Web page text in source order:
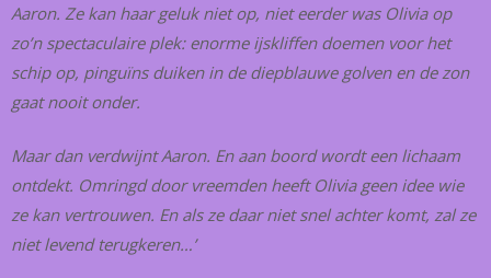
Aaron. Ze kan haar geluk niet op, niet eerder was Olivia op
zo’n spectaculaire plek: enorme ijskliffen doemen voor het
schip op, pinguïns duiken in de diepblauwe golven en de zon
gaat nooit onder.
Maar dan verdwijnt Aaron. En aan boord wordt een lichaam
ontdekt. Omringd door vreemden heeft Olivia geen idee wie
ze kan vertrouwen. En als ze daar niet snel achter komt, zal ze
niet levend terugkeren…’